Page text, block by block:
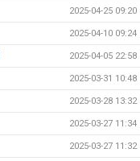
2025-04-25 09:20
2025-04-10 09:24
2025-04-05 22:58
2025-03-31 10:48
2025-03-28 13:32
2025-03-27 11:34
2025-03-27 11:32